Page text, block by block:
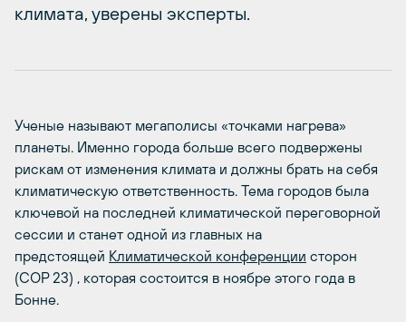
климата, уверены эксперты.
Ученые называют мегаполисы «точками нагрева»
планеты. Именно города больше всего подвержены
рискам от изменения климата и должны брать на себя
климатическую ответственность. Тема городов была
ключевой на последней климатической переговорной
сессии и станет одной из главных на
предстоящей Климатической конференции сторон
(СОР 23) , которая состоится в ноябре этого года в
Бонне.